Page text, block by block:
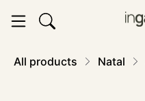
All products Natal